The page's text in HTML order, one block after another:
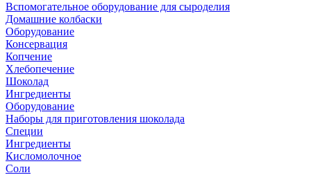
Вспомогательное оборудование для сыроделия
Домашние колбаски
Оборудование
Консервация
Копчение
Хлебопечение
Шоколад
Ингредиенты
Оборудование
Наборы для приготовления шоколада
Специи
Ингредиенты
Кисломолочное
Соли